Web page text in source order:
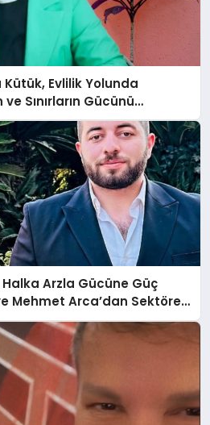
Kütük, Evlilik Yolunda
ve Sınırların Gücünü
Arzla Gücüne Güç
Mehmet Arca’dan Sektöre